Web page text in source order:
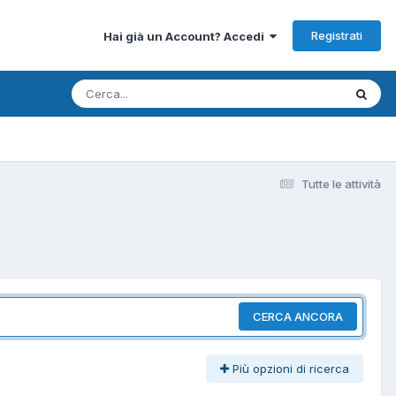
Hai già un Account? Accedi Registrati
Tutte le attività
CERCA ANCORA
Più opzioni di ricerca